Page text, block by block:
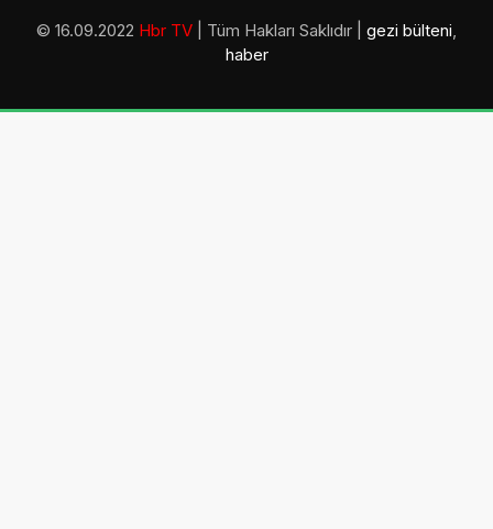
© 16.09.2022 Hbr TV | Tüm Hakları Saklıdır | gezi bülteni,
haber